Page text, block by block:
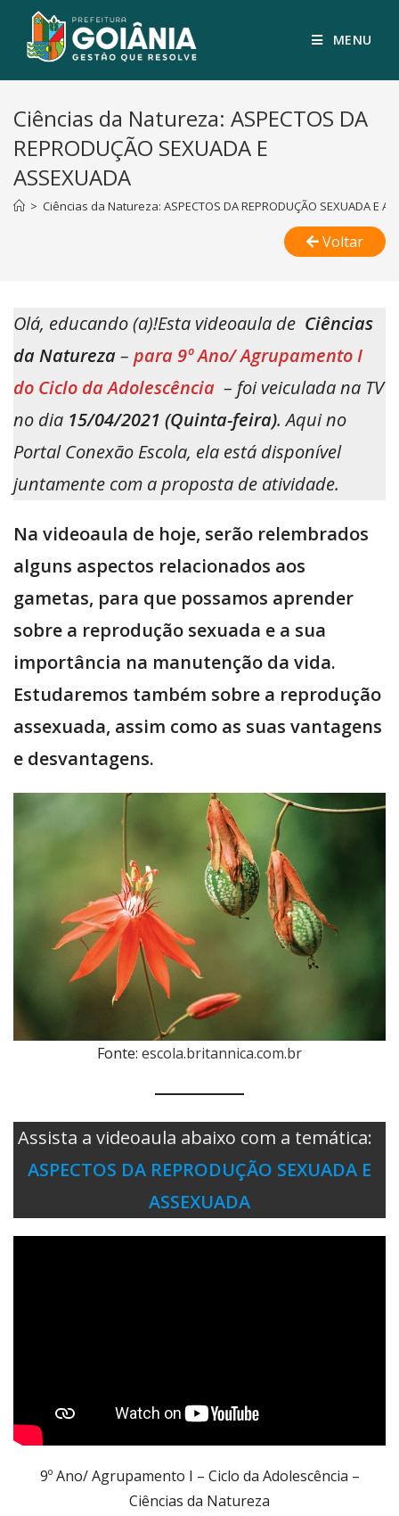
MENU
Ciências da Natureza: ASPECTOS DA
REPRODUÇÃO SEXUADA E
ASSEXUADA
> Ciências da Natureza: ASPECTOS DA REPRODUÇÃO SEXUADA E
Voltar
Olá, educando (a)!Esta videoaula de Ciências
da Natureza– para 9º Ano/ Agrupamento I
do Ciclo da Adolescência – foi veiculada na TV
no dia 15/04/2021 (Quinta-feira). Aqui no
Portal Conexão Escola, ela está disponível
juntamente com a proposta de atividade.
Na videoaula de hoje, serão relembrados
alguns aspectos relacionados aos
gametas, para que possamos aprender
sobre a reprodução sexuada e a sua
importância na manutenção da vida.
Estudaremos também sobre a reprodução
assexuada, assim como as suas vantagens
e desvantagens.
Fonte: escola.britannica.com.br
Assista a videoaula abaixo com a temática:
ASPECTOS DA REPRODUÇÃO SEXUADA E
ASSEXUADA
9º Ano/ Agrupamento I – Ciclo da Adolescência –
Ciências da Natureza